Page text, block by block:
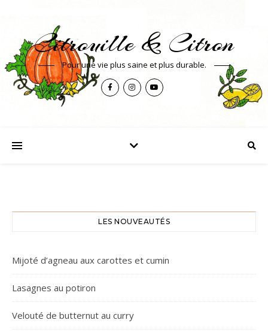
Citrouille & Citron
Pour une vie plus saine et plus durable.
LES NOUVEAUTÉS
Mijoté d’agneau aux carottes et cumin
Lasagnes au potiron
Velouté de butternut au curry